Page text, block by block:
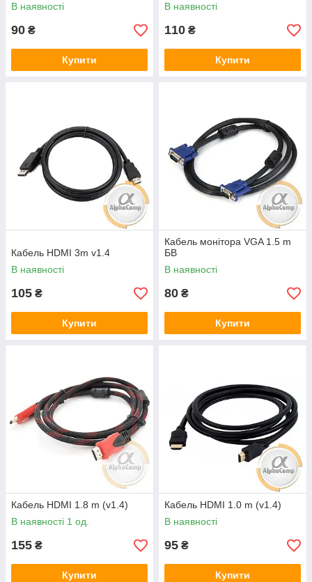
В наявності
90 ₴
Купити
В наявності
110 ₴
Купити
Кабель HDMI 3m v1.4
В наявності
105 ₴
Купити
Кабель монітора VGA 1.5 m
БВ
В наявності
80 ₴
Купити
Кабель HDMI 1.8 m (v1.4)
В наявності 1 од.
155 ₴
Купити
Кабель HDMI 1.0 m (v1.4)
В наявності
95 ₴
Купити